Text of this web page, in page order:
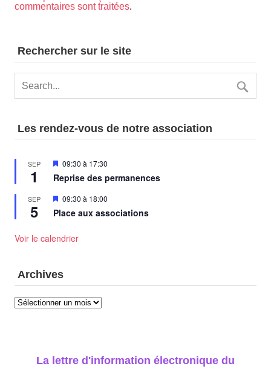
commentaires sont traitées.
Rechercher sur le site
Les rendez-vous de notre association
SEP
1
Mis
avant
09:30 à 17:30
Reprise des permanences
SEP
5
Mis
avant
09:30 à 18:00
Place aux associations
Voir le calendrier
Archives
Archives
La lettre d'information électronique du